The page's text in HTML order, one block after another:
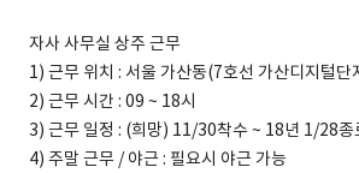
자사 사무실 상주 근무
1) 근무 위치 : 서울 가산동(7호선 가산디지털
2) 근무 시간 : 09 ~ 18시
3) 근무 일정 : (희망) 11/30착수 ~ 18년 1/28종
4) 주말 근무 / 야근 : 필요시 야근 가능